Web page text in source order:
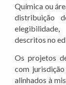
Química ou
distribuição
descritos no
Os projetos
com
alinhados à